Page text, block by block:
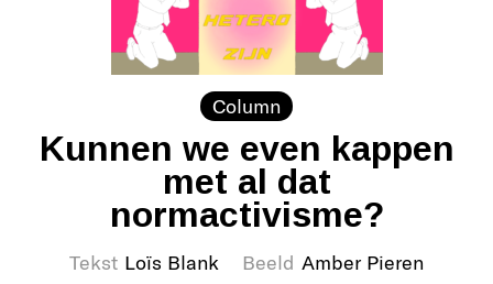
Column
Kunnen we even kappen
met al dat
normactivisme?
Tekst Loïs Blank Beeld Amber Pieren